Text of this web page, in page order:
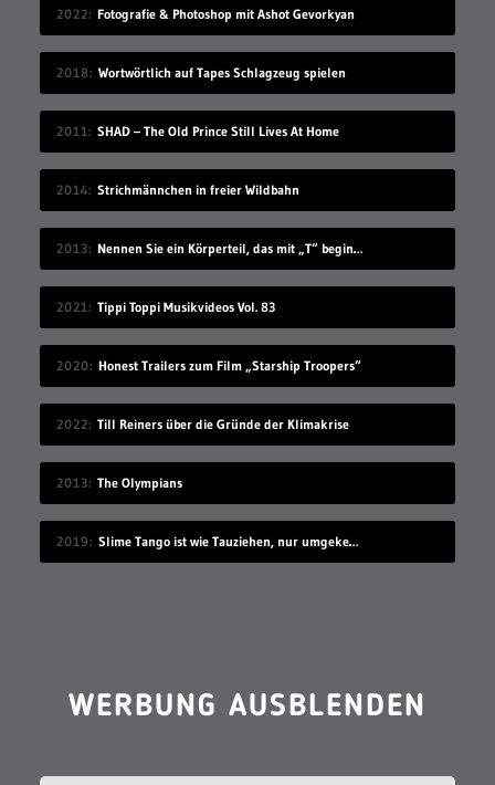
2022 Fotografie & Photoshop mit Ashot Gevorkyan
2018 Wortwörtlich auf Tapes Schlagzeug spielen
2011 SHAD – The Old Prince Still Lives At Home
2014 Strichmännchen in freier Wildbahn
2013 Nennen Sie ein Körperteil, das mit „T“ beginnt
2021 Tippi Toppi Musikvideos Vol. 83
2020 Honest Trailers zum Film „Starship Troopers“
2022 Till Reiners über die Gründe der Klimakrise
2013 The Olympians
2019 Slime Tango ist wie Tauziehen, nur umgekehrt
WERBUNG AUSBLENDEN